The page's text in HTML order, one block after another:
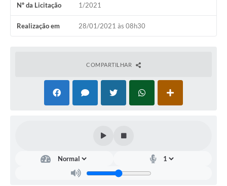
Nº da Licitação 1/2021
Realização em 28/01/2021 às 08h30
COMPARTILHAR